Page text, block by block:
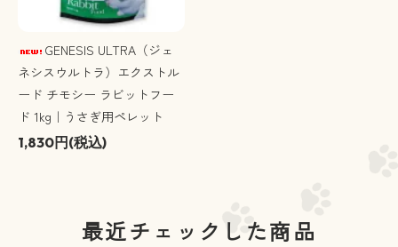
GENESIS ULTRA（ジェ
ネシスウルトラ）エクストル
ード チモシー ラビットフー
ド 1kg｜うさぎ用ペレット
1,830円(税込)
最近チェックした商品